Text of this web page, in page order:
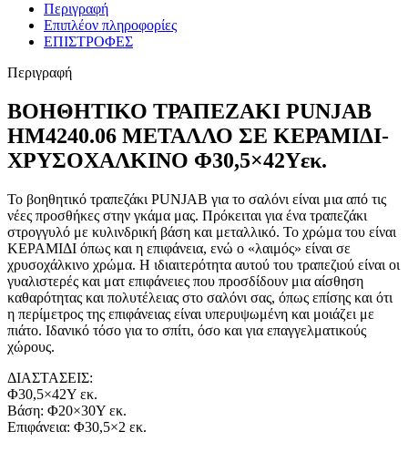
Περιγραφή
Επιπλέον πληροφορίες
ΕΠΙΣΤΡΟΦΕΣ
Περιγραφή
ΒΟΗΘΗΤΙΚΟ ΤΡΑΠΕΖΑΚΙ PUNJAB
HM4240.06 ΜΕΤΑΛΛΟ ΣΕ ΚΕΡΑΜΙΔΙ-
ΧΡΥΣΟΧΑΛΚΙΝΟ Φ30,5×42Υεκ.
Το βοηθητικό τραπεζάκι PUNJAB για το σαλόνι είναι μια από τις
νέες προσθήκες στην γκάμα μας. Πρόκειται για ένα τραπεζάκι
στρογγυλό με κυλινδρική βάση και μεταλλικό. Το χρώμα του είναι
ΚΕΡΑΜΙΔΙ όπως και η επιφάνεια, ενώ ο «λαιμός» είναι σε
χρυσoχάλκινο χρώμα. Η ιδιαιτερότητα αυτού του τραπεζιού είναι οι
γυαλιστερές και ματ επιφάνειες που προσδίδουν μια αίσθηση
καθαρότητας και πολυτέλειας στο σαλόνι σας, όπως επίσης και ότι
η περίμετρος της επιφάνειας είναι υπερυψωμένη και μοιάζει με
πιάτο. Ιδανικό τόσο για το σπίτι, όσο και για επαγγελματικούς
χώρους.
ΔΙΑΣΤΑΣΕΙΣ:
Φ30,5×42Υ εκ.
Βάση: Φ20×30Υ εκ.
Επιφάνεια: Φ30,5×2 εκ.